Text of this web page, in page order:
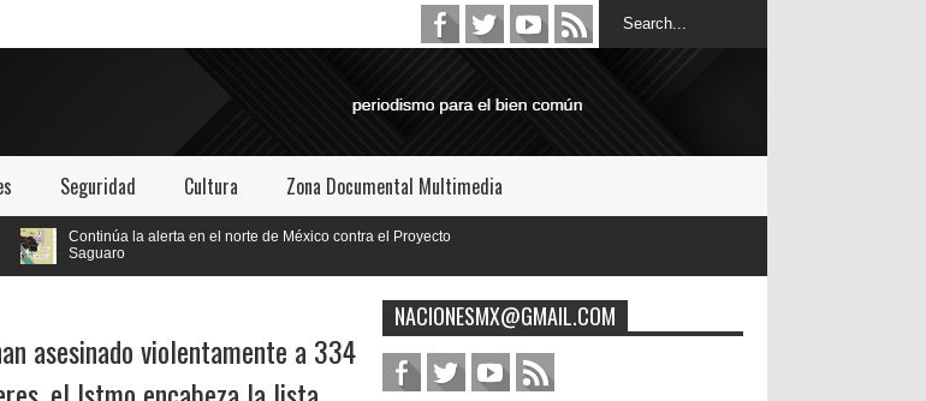
Seguridad Cultura Zona Documental Multimedia
la alerta en el norte de México contra el Proyecto
asesinado violentamente a 334
NACIONESMX@GMAIL.COM